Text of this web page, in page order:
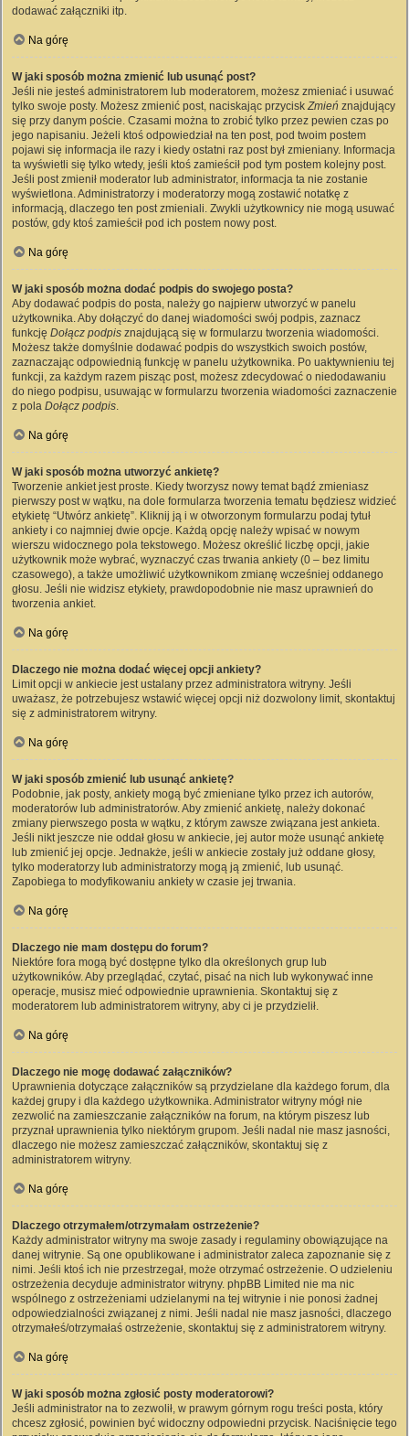
dodawać załączniki itp.
Na górę
W jaki sposób można zmienić lub usunąć post?
Jeśli nie jesteś administratorem lub moderatorem, możesz zmieniać i usuwać
tylko swoje posty. Możesz zmienić post, naciskając przyciskZmień znajdujący
się przy danym poście. Czasami można to zrobić tylko przez pewien czas po
jego napisaniu. Jeżeli ktoś odpowiedział na ten post, pod twoim postem
pojawi się informacja ile razy i kiedy ostatni raz post był zmieniany. Informacja
ta wyświetli się tylko wtedy, jeśli ktoś zamieścił pod tym postem kolejny post.
Jeśli post zmienił moderator lub administrator, informacja ta nie zostanie
wyświetlona. Administratorzy i moderatorzy mogą zostawić notatkę z
informacją, dlaczego ten post zmieniali. Zwykli użytkownicy nie mogą usuwać
postów, gdy ktoś zamieścił pod ich postem nowy post.
Na górę
W jaki sposób można dodać podpis do swojego posta?
Aby dodawać podpis do posta, należy go najpierw utworzyć w panelu
użytkownika. Aby dołączyć do danej wiadomości swój podpis, zaznacz
funkcję Dołącz podpis znajdującą się w formularzu tworzenia wiadomości.
Możesz także domyślnie dodawać podpis do wszystkich swoich postów,
zaznaczając odpowiednią funkcję w panelu użytkownika. Po uaktywnieniu tej
funkcji, za każdym razem pisząc post, możesz zdecydować o niedodawaniu
do niego podpisu, usuwając w formularzu tworzenia wiadomości zaznaczenie
z pola Dołącz podpis.
Na górę
W jaki sposób można utworzyć ankietę?
Tworzenie ankiet jest proste. Kiedy tworzysz nowy temat bądź zmieniasz
pierwszy post w wątku, na dole formularza tworzenia tematu będziesz widzieć
etykietę “Utwórz ankietę”. Kliknij ją i w otworzonym formularzu podaj tytuł
ankiety i co najmniej dwie opcje. Każdą opcję należy wpisać w nowym
wierszu widocznego pola tekstowego. Możesz określić liczbę opcji, jakie
użytkownik może wybrać, wyznaczyć czas trwania ankiety (0 – bez limitu
czasowego), a także umożliwić użytkownikom zmianę wcześniej oddanego
głosu. Jeśli nie widzisz etykiety, prawdopodobnie nie masz uprawnień do
tworzenia ankiet.
Na górę
Dlaczego nie można dodać więcej opcji ankiety?
Limit opcji w ankiecie jest ustalany przez administratora witryny. Jeśli
uważasz, że potrzebujesz wstawić więcej opcji niż dozwolony limit, skontaktuj
się z administratorem witryny.
Na górę
W jaki sposób zmienić lub usunąć ankietę?
Podobnie, jak posty, ankiety mogą być zmieniane tylko przez ich autorów,
moderatorów lub administratorów. Aby zmienić ankietę, należy dokonać
zmiany pierwszego posta w wątku, z którym zawsze związana jest ankieta.
Jeśli nikt jeszcze nie oddał głosu w ankiecie, jej autor może usunąć ankietę
lub zmienić jej opcje. Jednakże, jeśli w ankiecie zostały już oddane głosy,
tylko moderatorzy lub administratorzy mogą ją zmienić, lub usunąć.
Zapobiega to modyfikowaniu ankiety w czasie jej trwania.
Na górę
Dlaczego nie mam dostępu do forum?
Niektóre fora mogą być dostępne tylko dla określonych grup lub
użytkowników. Aby przeglądać, czytać, pisać na nich lub wykonywać inne
operacje, musisz mieć odpowiednie uprawnienia. Skontaktuj się z
moderatorem lub administratorem witryny, aby ci je przydzielił.
Na górę
Dlaczego nie mogę dodawać załączników?
Uprawnienia dotyczące załączników są przydzielane dla każdego forum, dla
każdej grupy i dla każdego użytkownika. Administrator witryny mógł nie
zezwolić na zamieszczanie załączników na forum, na którym piszesz lub
przyznał uprawnienia tylko niektórym grupom. Jeśli nadal nie masz jasności,
dlaczego nie możesz zamieszczać załączników, skontaktuj się z
administratorem witryny.
Na górę
Dlaczego otrzymałem/otrzymałam ostrzeżenie?
Każdy administrator witryny ma swoje zasady i regulaminy obowiązujące na
danej witrynie. Są one opublikowane i administrator zaleca zapoznanie się z
nimi. Jeśli ktoś ich nie przestrzegał, może otrzymać ostrzeżenie. O udzieleniu
ostrzeżenia decyduje administrator witryny. phpBB Limited nie ma nic
wspólnego z ostrzeżeniami udzielanymi na tej witrynie i nie ponosi żadnej
odpowiedzialności związanej z nimi. Jeśli nadal nie masz jasności, dlaczego
otrzymałeś/otrzymałaś ostrzeżenie, skontaktuj się z administratorem witryny.
Na górę
W jaki sposób można zgłosić posty moderatorowi?
Jeśli administrator na to zezwolił, w prawym górnym rogu treści posta, który
chcesz zgłosić, powinien być widoczny odpowiedni przycisk. Naciśnięcie tego